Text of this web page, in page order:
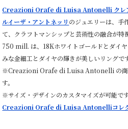
ド
リ
ン
グ
ホ
ワ
イ
ダ
ヤ
パ
ヴ
Creazioni Orafe di Luisa Antonelli クレア
ルイーザ・アントネッリ のジュエリーは、手
て、クラフトマンシップと芸術性の融合が
750 mill. は、18Kホワイトゴールドとダイ
みな金細工とダイヤの輝きが美しいリングです
※Creazioni Orafe di Luisa Antonelli の商
す。
※サイズ・デザインのカスタマイズが可能で
Creazioni Orafe di Luisa Antonelliコレク